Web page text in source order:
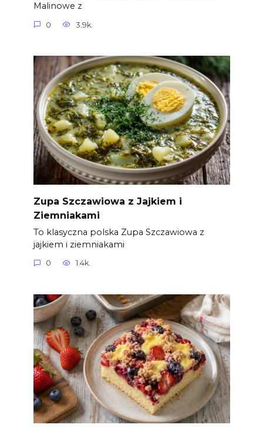
Malinowe z
0 3.9k.
Zupa Szczawiowa z Jajkiem i
Ziemniakami
To klasyczna polska Zupa Szczawiowa z
jajkiem i ziemniakami
0 1.4k.